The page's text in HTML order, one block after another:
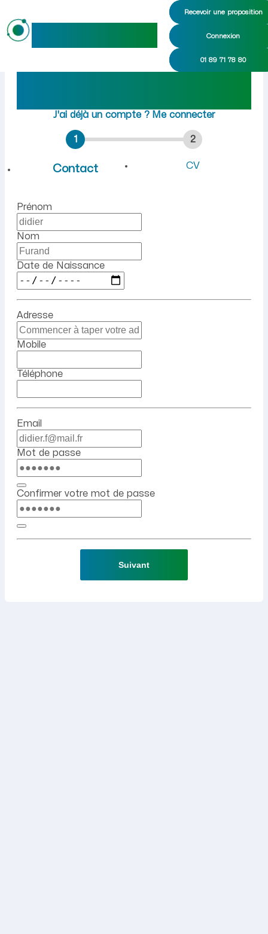
Recevoir une proposition
Connexion
01 89 71 78 80
Emploi à Plomion (Aisne) :
Rejoindre maideoà
J'ai déjà un compte ? Me connecter
1
Contact
2
CV
Prénom
Nom
Date de Naissance
Adresse
Mobile
Téléphone
Email
Mot de passe
Confirmer votre mot de passe
Suivant